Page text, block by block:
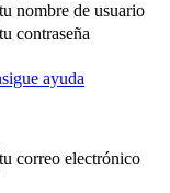
tu nombre de usuario
tu contraseña
ayuda
tu correo electrónico